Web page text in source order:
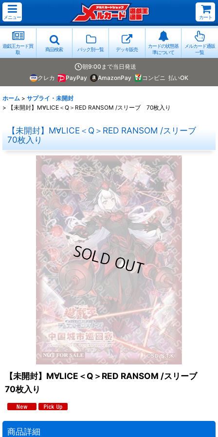
メニュー カート
遊戯王カード買
取
商品検索 パック別一覧 デッキ販売
カードの状態基
準について
メルカード通販
一覧
朝9:00まで当日発送
クレカ
PayPay AmazonPay コンビニ 払いOK
ホーム > サプライ・未開封
>
【未開封】M∀LICE＜Q＞RED RANSOM /スリーブ 70枚入り
【未開封】M∀LICE＜Q＞RED RANSOM /スリーブ
70枚入り
【未開封】M∀LICE＜Q＞RED RANSOM /スリーブ
70枚入り
商品詳細